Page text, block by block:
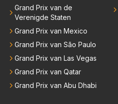
Grand Prix van de
Verenigde Staten
Grand Prix van Mexico
Grand Prix van São Paulo
Grand Prix van Las Vegas
Grand Prix van Qatar
Grand Prix van Abu Dhabi